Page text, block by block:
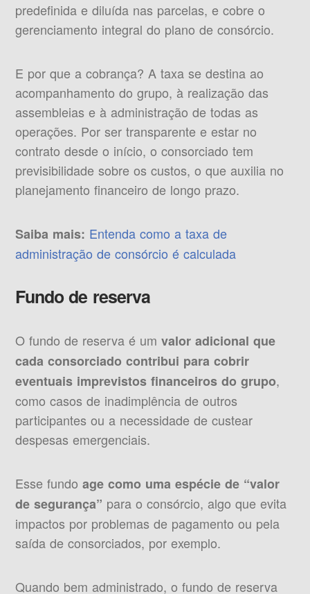
predefinida e diluída nas parcelas, e cobre o
gerenciamento integral do plano de consórcio.
E por que a cobrança? A taxa se destina ao
acompanhamento do grupo, à realização das
assembleias e à administração de todas as
operações. Por ser transparente e estar no
contrato desde o início, o consorciado tem
previsibilidade sobre os custos, o que auxilia no
planejamento financeiro de longo prazo.
Saiba mais: Entenda como a taxa de
administração de consórcio é calculada
Fundo de reserva
O fundo de reserva é umvalor adicional que
cada consorciado contribui para cobrir
eventuais imprevistos financeiros do grupo,
como casos de inadimplência de outros
participantes ou a necessidade de custear
despesas emergenciais.
Esse fundoage como uma espécie de “valor
de segurança” para o consórcio, algo que evita
impactos por problemas de pagamento ou pela
saída de consorciados, por exemplo.
Quando bem administrado, o fundo de reserva